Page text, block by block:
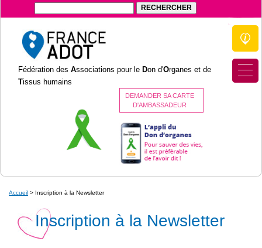
Fédération des Associations pour le Don d'Organes et de
Tissus humains
DEMANDER SA CARTE
D'AMBASSADEUR
Accueil > Inscription à la Newsletter
Inscription à la Newsletter